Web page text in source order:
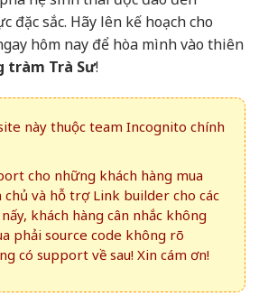
đặc sắc. Hãy lên kế hoạch cho
hôm nay để hòa mình vào thiên
tràm Trà Sư!
này thuộc team Incognito chính
cho những khách hàng mua
chủ và hỗ trợ Link builder cho các
nấy, khách hàng cân nhắc không
phải source code không rõ
có support về sau! Xin cám ơn!